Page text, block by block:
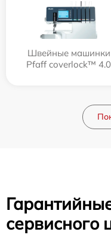
Швейные машинки
Pfaff coverlock™ 4.0
сервисного